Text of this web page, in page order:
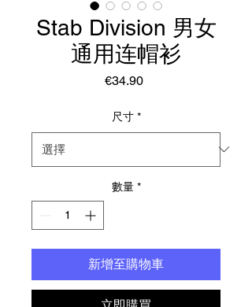
Stab Division 男女
通用连帽衫
€34.90價
尺寸 *
數量 *
新增至購物車